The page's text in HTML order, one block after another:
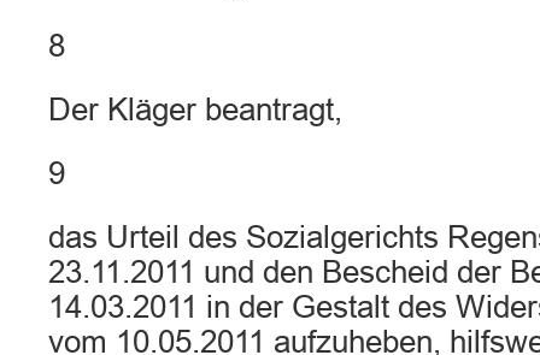
8
Der Kläger beantragt,
9
das Urteil des Sozialgerichts
23.11.2011 und den Bescheid der
14.03.2011 in der Gestalt des
vom 10.05.2011 aufzuheben,